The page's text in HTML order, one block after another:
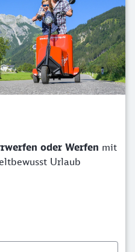
oder Werfen mit
Urlaub